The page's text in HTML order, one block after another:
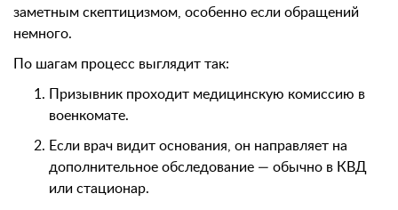
заметным скептицизмом, особенно если обращений
немного.
По шагам процесс выглядит так:
Призывник проходит медицинскую комиссию в
военкомате.
Если врач видит основания, он направляет на
дополнительное обследование — обычно в КВД
или стационар.